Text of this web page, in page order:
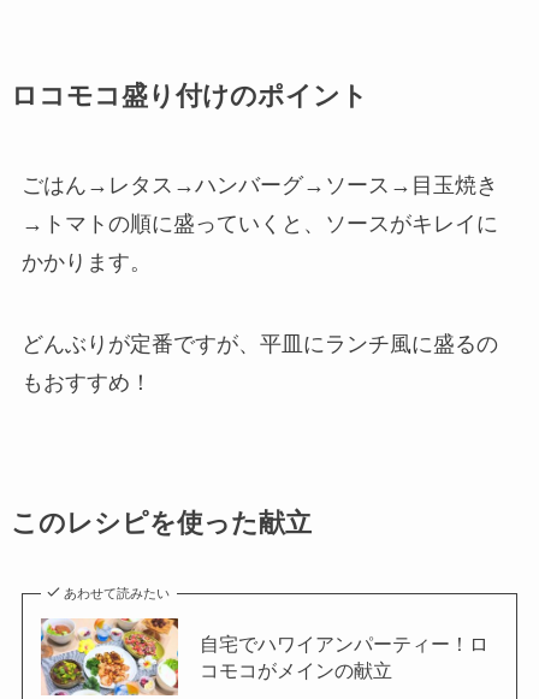
ロコモコ盛り付けのポイント
ごはん→レタス→ハンバーグ→ソース→目玉焼き
→トマトの順に盛っていくと、ソースがキレイに
かかります。
どんぶりが定番ですが、平皿にランチ風に盛るの
もおすすめ！
このレシピを使った献立
あわせて読みたい
自宅でハワイアンパーティー！ロ
コモコがメインの献立